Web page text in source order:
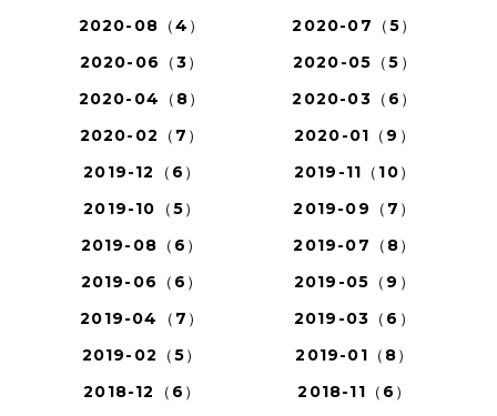
2020-08（4）
2020-07（5）
2020-06（3）
2020-05（5）
2020-04（8）
2020-03（6）
2020-02（7）
2020-01（9）
2019-12（6）
2019-11（10）
2019-10（5）
2019-09（7）
2019-08（6）
2019-07（8）
2019-06（6）
2019-05（9）
2019-04（7）
2019-03（6）
2019-02（5）
2019-01（8）
2018-12（6）
2018-11（6）